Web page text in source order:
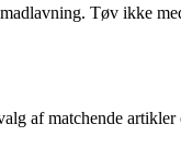
Tøv ikke
af matchende